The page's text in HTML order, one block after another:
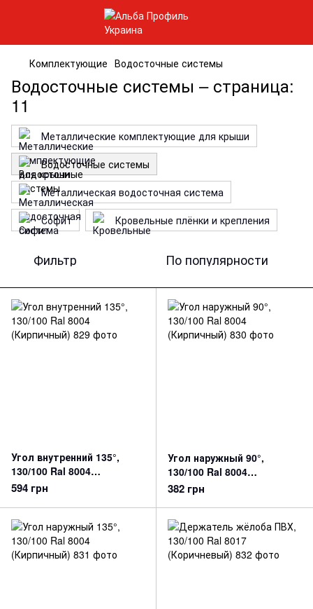
Комплектующие Водосточные системы
Водосточные системы – страница:
11
Металлические комплектующие для крыши
Водосточные системы
Металлическая водосточная система
Софит
Кровельные плёнки и крепления
Фильтр По популярности
Угол внутренний 135°,
130/100 Ral 8004
(Кирпичный)
594 грн
Угол наружный 90°,
130/100 Ral 8004
(Кирпичный)
382 грн